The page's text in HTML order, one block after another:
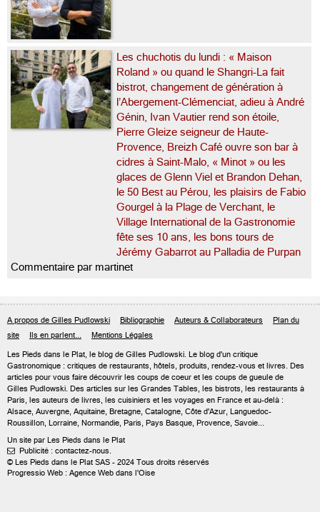
Les chuchotis du lundi : « Maison
Roland » ou quand le Shangri-La fait
bistrot, changement de génération à
l’Abergement-Clémenciat, adieu à André
Génin, Ivan Vautier rend son étoile,
Pierre Gleize seigneur de Haute-
Provence, Breizh Café ouvre son bar à
cidres à Saint-Malo, « Minot » ou les
glaces de Glenn Viel et Brandon Dehan,
le 50 Best au Pérou, les plaisirs de Fabio
Gourgel à la Plage de Verchant, le
Village International de la Gastronomie
fête ses 10 ans, les bons tours de
Jérémy Gabarrot au Palladia de Purpan
Commentaire par martinet
A propos de Gilles Pudlowski Bibliographie Auteurs & Collaborateurs
Plan du
site
Ils en parlent... Mentions Légales
Les Pieds dans le Plat, le blog de Gilles Pudlowski. Le blog d'un critique
Gastronomique : critiques de restaurants, hôtels, produits, rendez-vous et livres. Des
articles pour vous faire découvrir les coups de coeur et les coups de gueule de
Gilles Pudlowski. Des articles sur les Grandes Tables, les bistrots, les restaurants à
Paris, les auteurs de livres, les cuisiniers et les voyages en France et au-delà :
Alsace, Auvergne, Aquitaine, Bretagne, Catalogne, Côte d'Azur, Languedoc-
Roussillon, Lorraine, Normandie, Paris, Pays Basque, Provence, Savoie...
Un site par Les Pieds dans le Plat
 Publicité : contactez-nous.
© Les Pieds dans le Plat SAS - 2024 Tous droits réservés
Progressio Web : Agence Web dans l'Oise